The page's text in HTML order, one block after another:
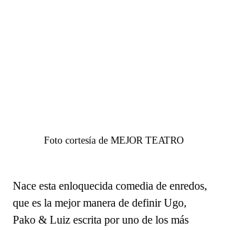
Foto cortesía de MEJOR TEATRO
Nace esta enloquecida comedia de enredos,
que es la mejor manera de definir Ugo,
Pako & Luiz escrita por uno de los más